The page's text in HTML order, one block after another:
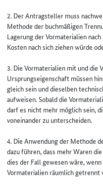
2. Der Antragsteller muss
Methode der buchmäßigen
Lagerung der Vormaterialien
Kosten nach sich ziehen würde
3. Die Vormaterialien mit und die
Ursprungseigenschaft müssen
gleich sein und dieselben
aufweisen. Sobald die
darf es nicht mehr möglich sein,
voneinander zu unterscheiden.
4. Die Anwendung der Methode
dazu führen, dass mehr Waren
dies der Fall gewesen wäre,
Vormaterialien räumlich getrennt